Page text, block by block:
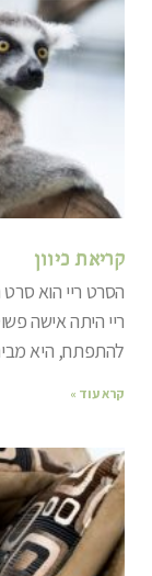
קריאת כיוון
הסרט ריי הוא
ריי היתה אישה
להתפתח, היא
קרא עוד »